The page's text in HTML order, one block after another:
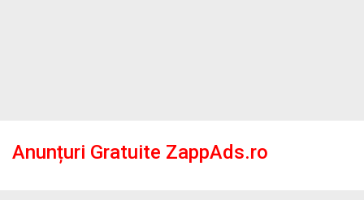
Anunțuri Gratuite ZappAds.ro